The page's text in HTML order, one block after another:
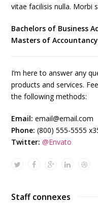
vitae facilisis nulla. Morbi
Bachelors of Business
Masters of Accountancy
I’m here to answer any
products and services.
the following methods:
Email:email@email.com
Phone:(800) 555-5555
Twitter: @Envato
Staff connexes